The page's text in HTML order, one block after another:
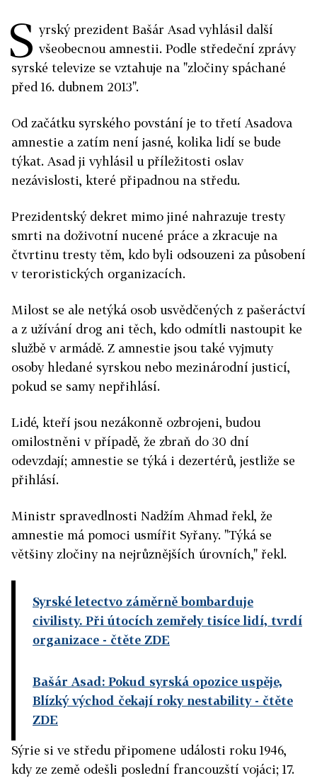
S yrský prezident Bašár Asad vyhlásil další
všeobecnou amnestii. Podle středeční zprávy
syrské televize se vztahuje na "zločiny spáchané
před 16. dubnem 2013".
Od začátku syrského povstání je to třetí Asadova
amnestie a zatím není jasné, kolika lidí se bude
týkat. Asad ji vyhlásil u příležitosti oslav
nezávislosti, které připadnou na středu.
Prezidentský dekret mimo jiné nahrazuje tresty
smrti na doživotní nucené práce a zkracuje na
čtvrtinu tresty těm, kdo byli odsouzeni za působení
v teroristických organizacích.
Milost se ale netýká osob usvědčených z pašeráctví
a z užívání drog ani těch, kdo odmítli nastoupit ke
službě v armádě. Z amnestie jsou také vyjmuty
osoby hledané syrskou nebo mezinárodní justicí,
pokud se samy nepřihlásí.
Lidé, kteří jsou nezákonně ozbrojeni, budou
omilostněni v případě, že zbraň do 30 dní
odevzdají; amnestie se týká i dezertérů, jestliže se
přihlásí.
Ministr spravedlnosti Nadžím Ahmad řekl, že
amnestie má pomoci usmířit Syřany. "Týká se
většiny zločiny na nejrůznějších úrovních," řekl.
Syrské letectvo záměrně bombarduje
civilisty. Při útocích zemřely tisíce lidí, tvrdí
organizace - čtěte ZDE
Bašár Asad: Pokud syrská opozice uspěje,
Blízký východ čekají roky nestability- čtěte
ZDE
Sýrie si ve středu připomene události roku 1946,
kdy ze země odešli poslední francouzští vojáci; 17.